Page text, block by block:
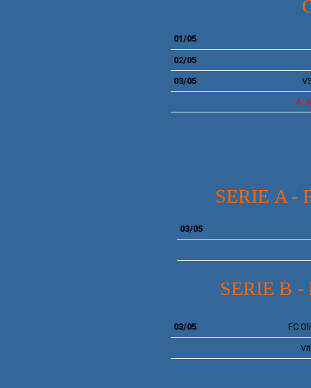
01/05
02/05
03/05
A.
SERIE A -
03/05
SERIE B -
03/05 FC